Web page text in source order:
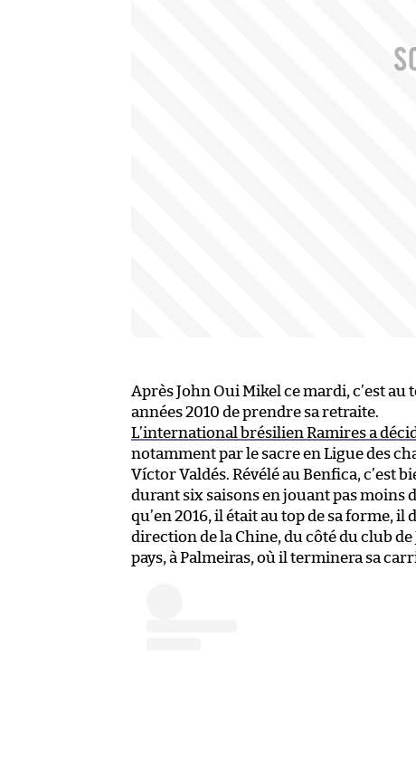
Après John Oui Mikel ce mardi, c’est
années 2010 de prendre sa retraite.
L’international brésilien Ramires a
notamment par le sacre en Ligue des
Víctor Valdés. Révélé au Benfica, c’est
durant six saisons en jouant pas moins
qu’en 2016, il était au top de sa forme,
direction de la Chine, du côté du club
pays, à Palmeiras, où il terminera sa